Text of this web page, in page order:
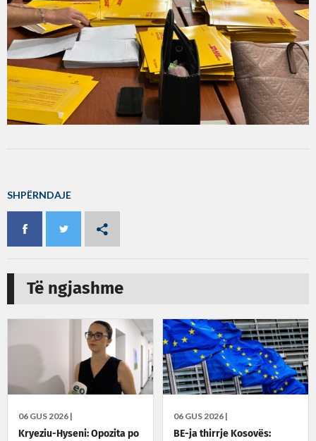
SHPËRNDAJE
Të ngjashme
06 GUS 2026 |
Kryeziu-Hyseni: Opozita po
06 GUS 2026 |
BE-ja thirrje Kosovës: